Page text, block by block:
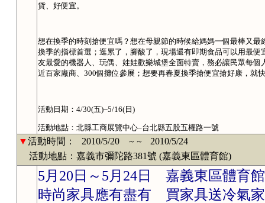
貨、好便宜。
想在換季的時刻搶便宜嗎？想在母親節的時候給媽媽一個最棒又
換季的指標首選；逛累了，腳酸了，現場還有即期食品可以用最
友最愛的機器人、玩偶、娃娃歡樂城堡全面特賣，務必讓民眾每
近百家廠商、300個攤位參展；想要再春夏換季搶便宜搶好康，就
活動日期：4/30(五)~5/16(日)
活動地點：北縣工商展覽中心–台北縣五股五權路一號
▼活動時間： 2010/5/20 ～～
2010/5/24
活動地點：嘉義市彌陀路381號 (嘉義東區體育館)
5月20日～5月24日 嘉義東區體育
時尚家具應有盡有 買家具送冷氣